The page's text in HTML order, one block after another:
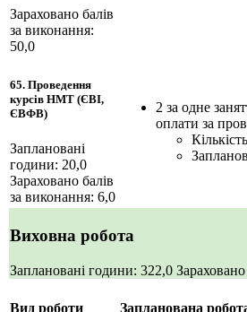
Зараховано балів
за виконання:
50,0
65. Проведення
курсів НМТ (ЄВІ,
ЄВФВ)
Заплановані
години: 20,0
Зараховано балів
за виконання: 6,0
2 за одне
оплати за
Виховна робота
Заплановані години: 322,0
Вид роботи Запланована